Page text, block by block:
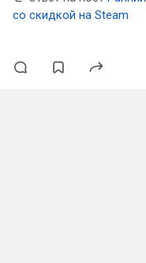
со скидкой на Steam